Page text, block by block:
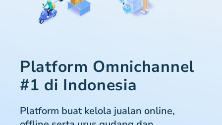
Platform Omnichannel
#1 di Indonesia
Platform buat kelola jualan online,